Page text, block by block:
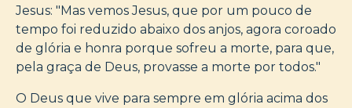
Jesus: "Mas vemos Jesus, que por um pouco de
tempo foi reduzido abaixo dos anjos, agora coroado
de glória e honra porque sofreu a morte, para que,
pela graça de Deus, provasse a morte por todos."
O Deus que vive para sempre em glória acima dos